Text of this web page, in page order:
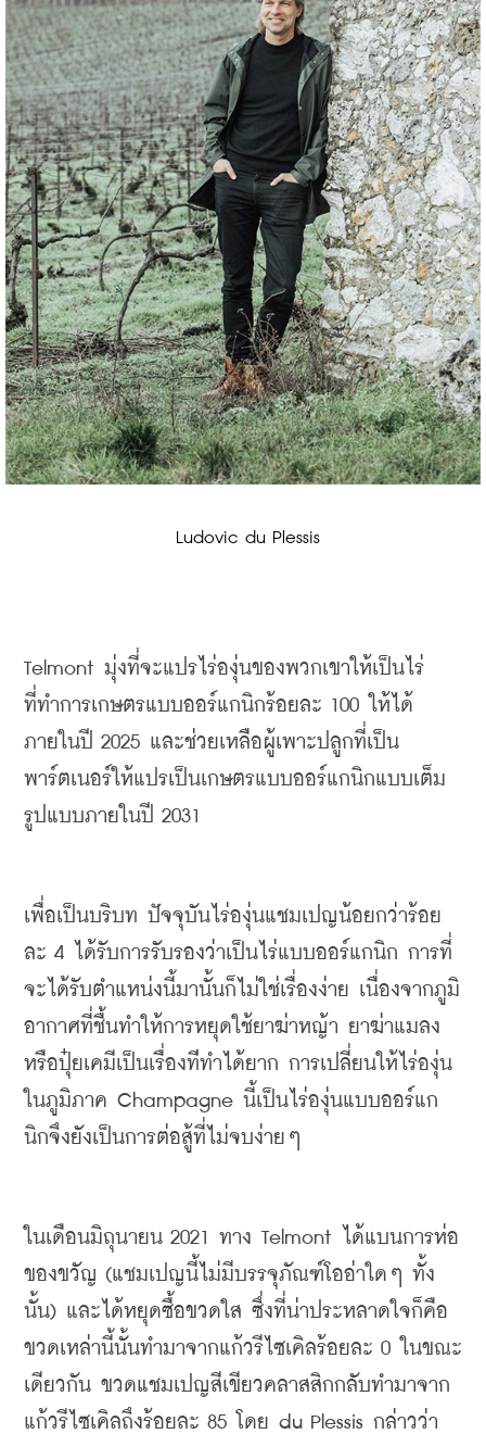
Ludovic du Plessis
Telmont มุ่งที่จะแปรไร่องุ่นของพวกเขาให้เป็นไร่
ที่ทำการเกษตรแบบออร์แกนิกร้อยละ 100
ให้ได้
ภายในปี
2025 และช่วยเหลือผู้เพาะปลูกที่เป็น
พาร์ตเนอร์ให้แปรเป็นเกษตรแบบออร์แกนิกแบบเต็ม
รูปแบบภายในปี
2031
เพื่อเป็นบริบท ปัจจุบันไร่องุ่นแชมเปญน้อยกว่าร้อย
ละ 4
ได้รับการรับรองว่าเป็นไร่แบบออร์แกนิก การที่
จะได้รับตำแหน่งนี้มานั้นก็ไม่ใช่เรื่องง่าย เนื่องจากภูมิ
อากาศที่ชื้นทำให้การหยุดใช้ยาฆ่าหญ้า ยาฆ่าแมลง
หรือปุ๋ยเคมีเป็นเรื่องท่ีทำได้ยาก การเปลี่ยนให้ไร่องุ่น
ในภูมิภาค Champagne นี้เป็นไร่องุ่นแบบออร์แก
นิกจึงยังเป็นการต่อสู้ที่ไม่จบง่ายๆ
ในเดือนมิถุนายน 2021 ทาง Telmont
ได้แบนการห่อ
ของขวัญ (แชมเปญนี้ไม่มีบรรจุภัณฑ์โออ่าใดๆ ทั้ง
นั้น) และได้หยุดซื้อขวดใส ซึ่งที่น่าประหลาดใจก็คือ
ขวดเหล่านี้นั้นทำมาจากแก้วรีไซเคิลร้อยละ 0
ในขณะ
เดียวกัน ขวดแชมเปญสีเขียวคลาสสิกกลับทำมาจาก
แก้วรีไซเคิลถึงร้อยละ 85 โดย du Plessis กล่าวว่า